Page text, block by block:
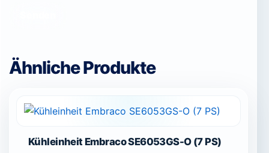
Ähnliche Produkte
Kühleinheit Embraco SE6053GS-O (7 PS)